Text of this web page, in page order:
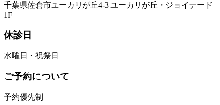
千葉県佐倉市ユーカリが丘4-3 ユーカリが丘・ジョイナード
1F
休診日
水曜日・祝祭日
ご予約について
予約優先制